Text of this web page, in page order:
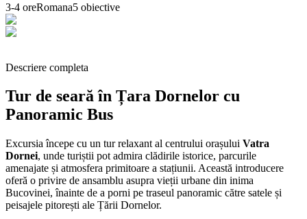
3-4 oreRomana5 obiective
Descriere completa
Tur de seară în Țara Dornelor cu
Panoramic Bus
Excursia începe cu un tur relaxant al centrului orașului Vatra
Dornei, unde turiștii pot admira clădirile istorice, parcurile
amenajate și atmosfera primitoare a stațiunii. Această introducere
oferă o privire de ansamblu asupra vieții urbane din inima
Bucovinei, înainte de a porni pe traseul panoramic către satele și
peisajele pitorești ale Țării Dornelor.